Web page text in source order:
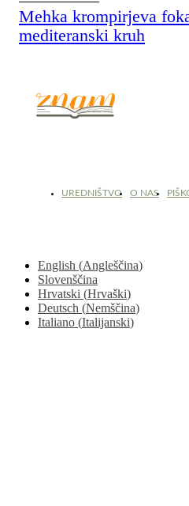
Mehka krompirjeva
mediteranski kruh
UREDNIŠTVO O NAS
English (Angleščina)
Slovenščina
Hrvatski (Hrvaški)
Deutsch (Nemščina)
Italiano (Italijanski)